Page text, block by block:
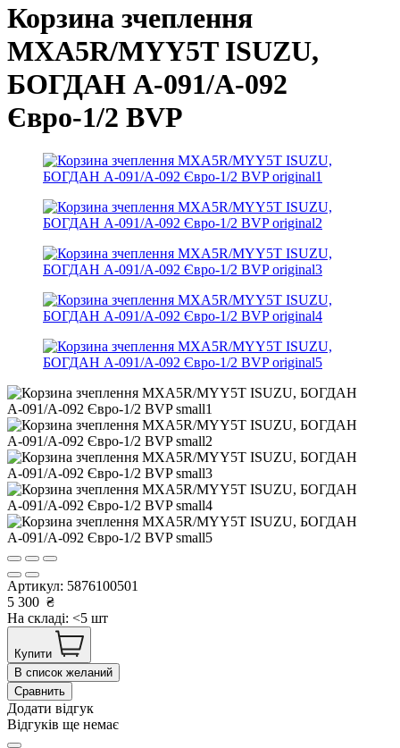
Корзина зчеплення
MXA5R/MYY5T ISUZU,
БОГДАН А-091/А-092
Євро-1/2 BVP
Артикул: 5876100501
5 300 ₴
На складі: <5 шт
Купити
В список желаний
Сравнить
Додати відгук
Відгуків ще немає